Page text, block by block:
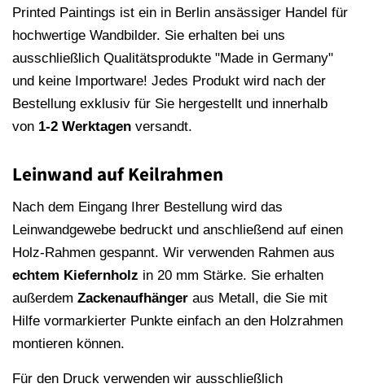
Printed Paintings ist ein in Berlin ansässiger Handel für
hochwertige Wandbilder. Sie erhalten bei uns
ausschließlich Qualitätsprodukte "Made in Germany"
und keine Importware! Jedes Produkt wird nach der
Bestellung exklusiv für Sie hergestellt und innerhalb
von 1-2 Werktagen versandt.
Leinwand auf Keilrahmen
Nach dem Eingang Ihrer Bestellung wird das
Leinwandgewebe bedruckt und anschließend auf einen
Holz-Rahmen gespannt. Wir verwenden Rahmen aus
echtem Kiefernholz in 20 mm Stärke. Sie erhalten
außerdem Zackenaufhänger aus Metall, die Sie mit
Hilfe vormarkierter Punkte einfach an den Holzrahmen
montieren können.
Für den Druck verwenden wir ausschließlich